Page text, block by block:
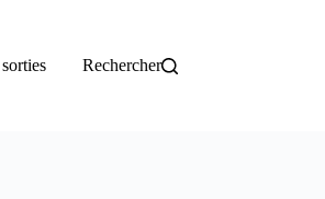
Rechercher